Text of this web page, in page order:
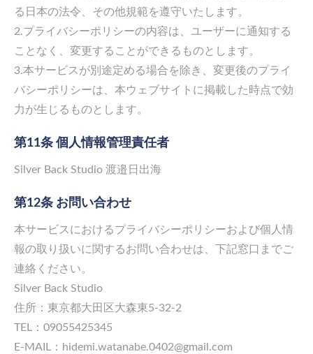
る日本の法令、その他規範を遵守いたします。
2.プライバシーポリシーの内容は、ユーザーに通知する
ことなく、変更することができるものとします。
3.本サービスが別途定める場合を除き、変更後のプライ
バシーポリシーは、本ウェブサイトに掲載した時点で効
力が生じるものとします。
第11条 個人情報管理責任者
Silver Back Studio 渡邉日出海
第12条 お問い合わせ
本サービスにおけるプライバシーポリシーおよび個人情
報の取り扱いに関するお問い合わせは、下記窓口までご
連絡ください。
Silver Back Studio
住所：東京都大田区大森東5-32-2
TEL：09055425345
E-MAIL：hidemi.watanabe.0402@gmail.com